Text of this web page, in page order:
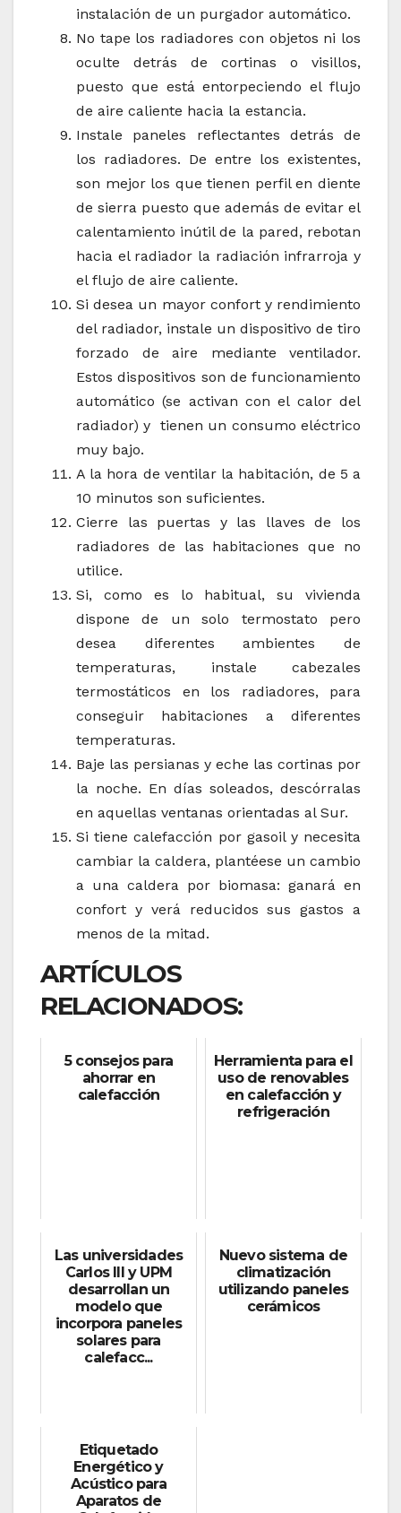
instalación de un purgador automático.
No tape los radiadores con objetos ni los
oculte detrás de cortinas o visillos,
puesto que está entorpeciendo el flujo
de aire caliente hacia la estancia.
Instale paneles reflectantes detrás de
los radiadores. De entre los existentes,
son mejor los que tienen perfil en diente
de sierra puesto que además de evitar el
calentamiento inútil de la pared, rebotan
hacia el radiador la radiación infrarroja y
el flujo de aire caliente.
Si desea un mayor confort y rendimiento
del radiador, instale un dispositivo de tiro
forzado de aire mediante ventilador.
Estos dispositivos son de funcionamiento
automático (se activan con el calor del
radiador) y tienen un consumo eléctrico
muy bajo.
A la hora de ventilar la habitación, de 5 a
10 minutos son suficientes.
Cierre las puertas y las llaves de los
radiadores de las habitaciones que no
utilice.
Si, como es lo habitual, su vivienda
dispone de un solo termostato pero
desea diferentes ambientes de
temperaturas, instale cabezales
termostáticos en los radiadores, para
conseguir habitaciones a diferentes
temperaturas.
Baje las persianas y eche las cortinas por
la noche. En días soleados, descórralas
en aquellas ventanas orientadas al Sur.
Si tiene calefacción por gasoil y necesita
cambiar la caldera, plantéese un cambio
a una caldera por biomasa: ganará en
confort y verá reducidos sus gastos a
menos de la mitad.
ARTÍCULOS
RELACIONADOS:
5 consejos para
ahorrar en
calefacción
Herramienta para el
uso de renovables
en calefacción y
refrigeración
Las universidades
Carlos III y UPM
desarrollan un
modelo que
incorpora paneles
solares para
calefacc...
Nuevo sistema de
climatización
utilizando paneles
cerámicos
Etiquetado
Energético y
Acústico para
Aparatos de